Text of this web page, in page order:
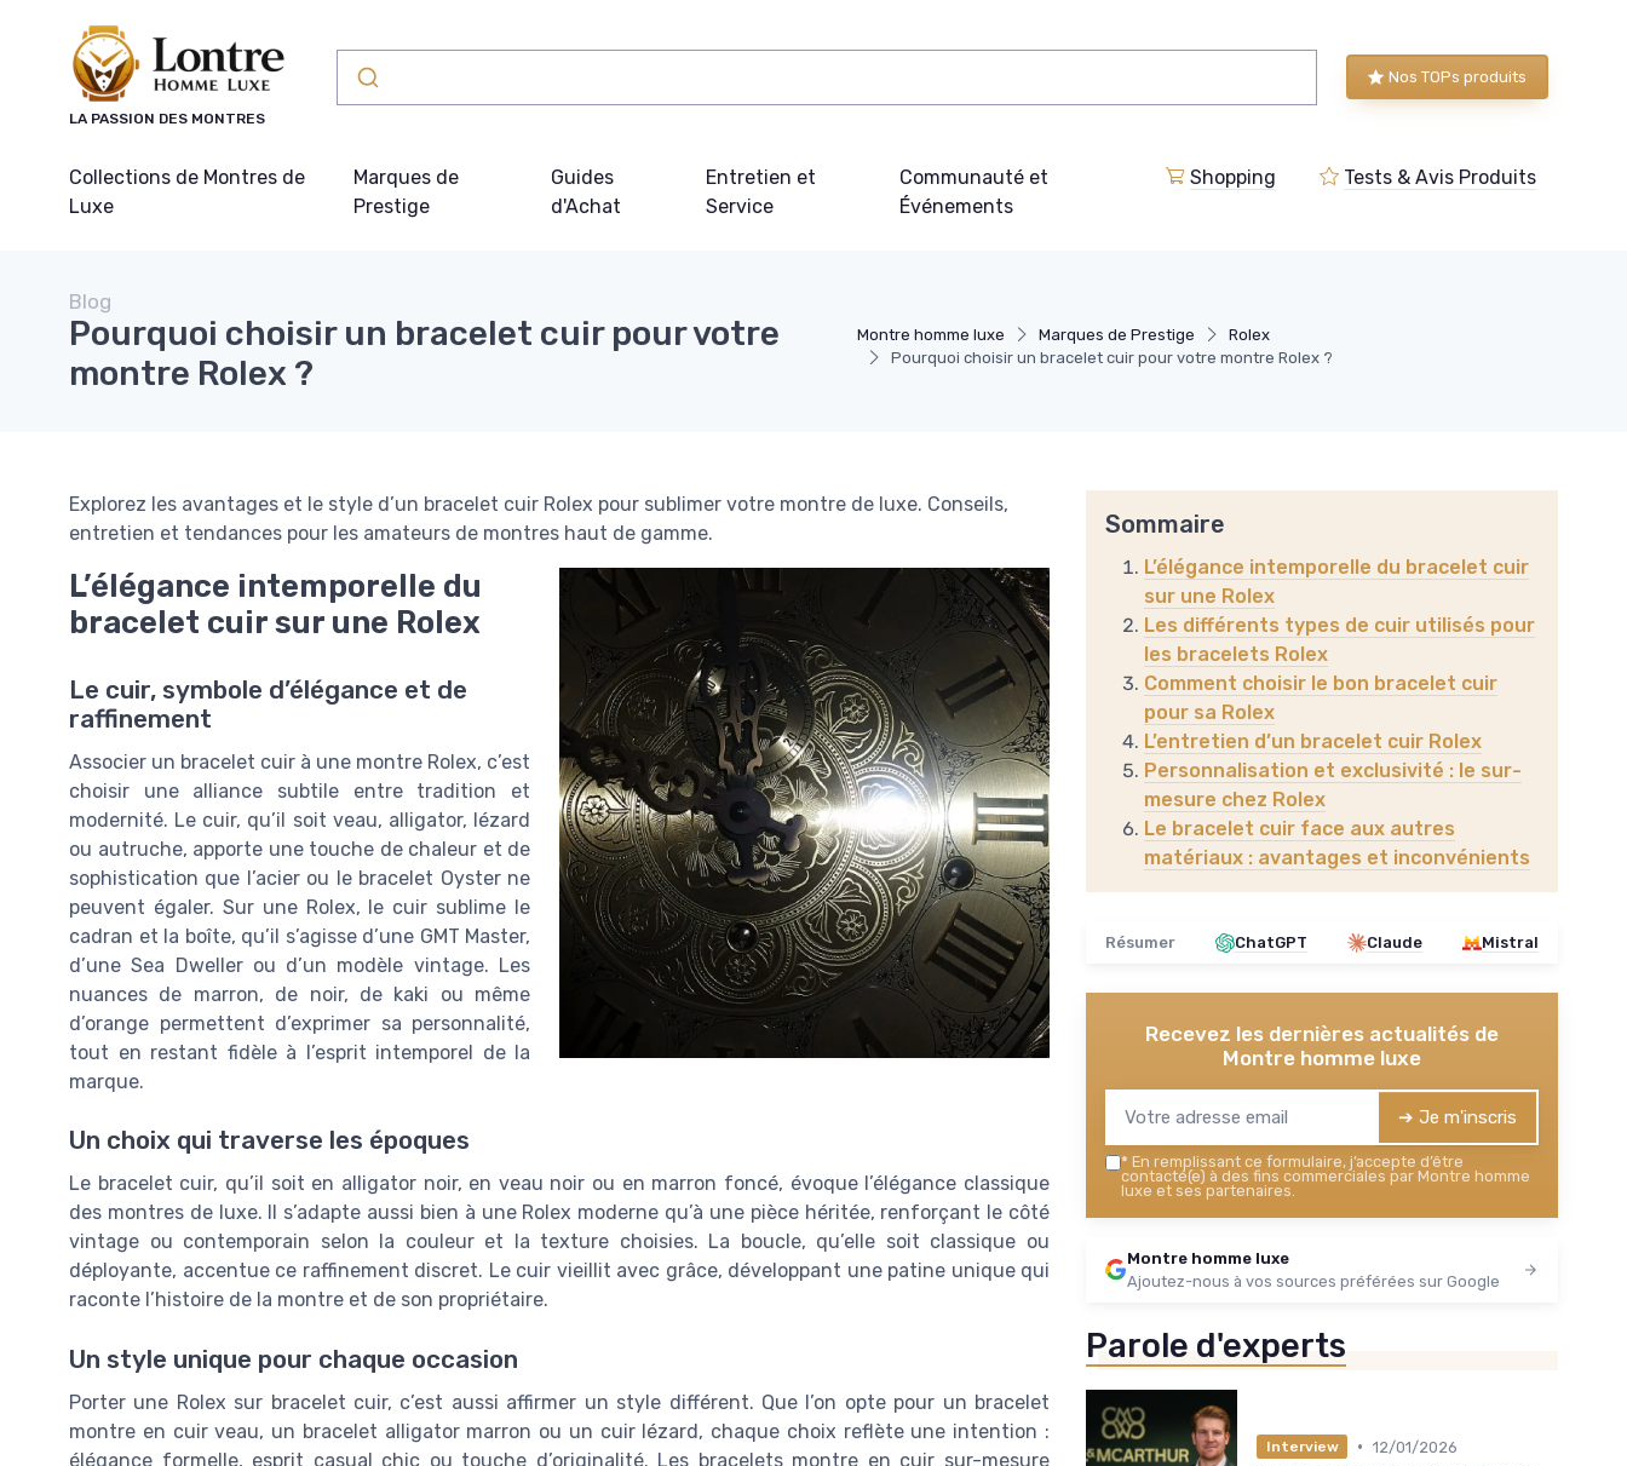
LA PASSION DES MONTRES
Nos TOPs produits
Collections de Montres de
Luxe
Marques de
Prestige
Guides
d'Achat
Entretien et
Service
Communauté et
Événements
Shopping Tests & Avis Produits
Montre homme luxe Marques de Prestige
Rolex
Pourquoi choisir un bracelet cuir pour votre montre Rolex ?
Blog
Pourquoi choisir un bracelet cuir pour votre
montre Rolex ?
Explorez les avantages et le style d’un bracelet cuir Rolex pour sublimer votre montre de luxe. Conseils,
entretien et tendances pour les amateurs de montres haut de gamme.
L’élégance intemporelle du
bracelet cuir sur une Rolex
Le cuir, symbole d’élégance et de
raffinement
Associer un bracelet cuir à une montre Rolex, c’est
choisir une alliance subtile entre tradition et
modernité. Le cuir, qu’il soit veau, alligator, lézard
ou autruche, apporte une touche de chaleur et de
sophistication que l’acier ou le bracelet Oyster ne
peuvent égaler. Sur une Rolex, le cuir sublime le
cadran et la boîte, qu’il s’agisse d’une GMT Master,
d’une Sea Dweller ou d’un modèle vintage. Les
nuances de marron, de noir, de kaki ou même
d’orange permettent d’exprimer sa personnalité,
tout en restant fidèle à l’esprit intemporel de la
marque.
Un choix qui traverse les époques
Le bracelet cuir, qu’il soit en alligator noir, en veau noir ou en marron foncé, évoque l’élégance classique
des montres de luxe. Il s’adapte aussi bien à une Rolex moderne qu’à une pièce héritée, renforçant le côté
vintage ou contemporain selon la couleur et la texture choisies. La boucle, qu’elle soit classique ou
déployante, accentue ce raffinement discret. Le cuir vieillit avec grâce, développant une patine unique qui
raconte l’histoire de la montre et de son propriétaire.
Un style unique pour chaque occasion
Porter une Rolex sur bracelet cuir, c’est aussi affirmer un style différent. Que l’on opte pour un bracelet
montre en cuir veau, un bracelet alligator marron ou un cuir lézard, chaque choix reflète une intention :
élégance formelle, esprit casual chic ou touche d’originalité. Les bracelets montre en cuir sur-mesure
Sommaire
L’élégance intemporelle du bracelet cuir
sur une Rolex
Les différents types de cuir utilisés pour
les bracelets Rolex
Comment choisir le bon bracelet cuir
pour sa Rolex
L’entretien d’un bracelet cuir Rolex
Personnalisation et exclusivité : le sur-
mesure chez Rolex
Le bracelet cuir face aux autres
matériaux : avantages et inconvénients
Résumer ChatGPT Claude Mistral
Recevez les dernières actualités de
Montre homme luxe
➔ Je m'inscris
* En remplissant ce formulaire, j’accepte d’être
contacté(e) à des fins commerciales par Montre homme
luxe et ses partenaires.
Montre homme luxe
Ajoutez-nous à vos sources préférées sur Google
Parole d'experts
Interview • 12/01/2026